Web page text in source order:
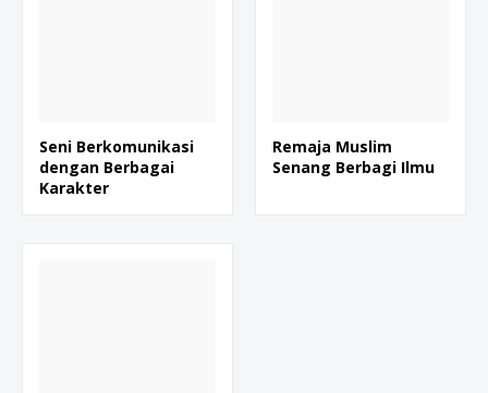
Seni Berkomunikasi
dengan Berbagai
Karakter
Remaja Muslim
Senang Berbagi Ilmu